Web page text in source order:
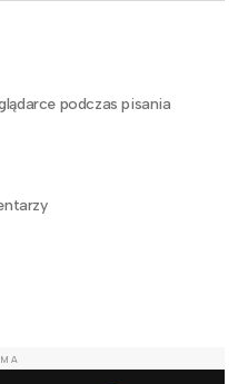
podczas pisania